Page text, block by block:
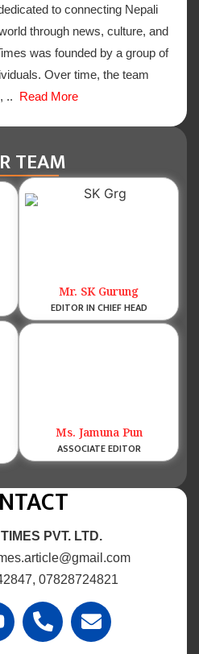
to connecting Nepali
through news, culture, and
was founded by a group of
Over time, the team
.. Read More
TEAM
Mr. SK Gurung
EDITOR IN CHIEF HEAD
Ms. Jamuna Pun
ASSOCIATE EDITOR
PVT. LTD.
07828724821